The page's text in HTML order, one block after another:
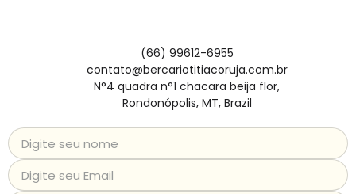
(66) 99612-6955
contato@bercariotitiacoruja.com.br
N°4 quadra n°1 chacara beija flor,
Rondonópolis, MT, Brazil